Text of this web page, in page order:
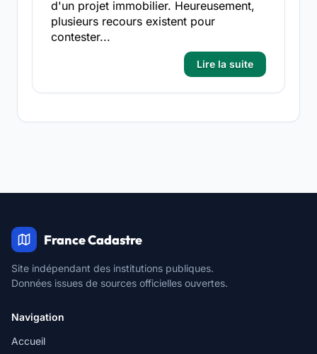
d'un projet immobilier. Heureusement,
plusieurs recours existent pour
contester...
Lire la suite
France Cadastre
Site indépendant des institutions publiques.
Données issues de sources officielles ouvertes.
Navigation
Accueil